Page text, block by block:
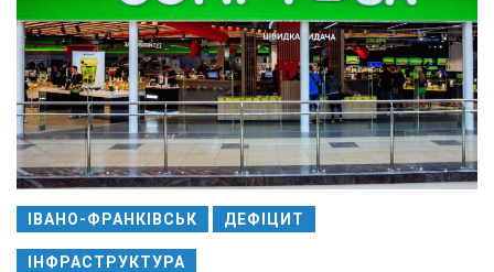
ІВАНО-ФРАНКІВСЬК ДЕФІЦИТ
ІНФРАСТРУКТУРА